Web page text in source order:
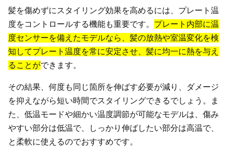
髪を傷めずにスタイリング効果を高めるには、プレート温
度をコントロールする機能も重要です。 プレート内部に温
度センサーを備えたモデルなら、髪の放熱や室温変化を検
知してプレート温度を常に安定させ、髪に均一に熱を与え
ることができます。
その結果、何度も同じ箇所を伸ばす必要が減り、ダメージ
を抑えながら短い時間でスタイリングできるでしょう。ま
た、低温モードや細かい温度調節が可能なモデルは、傷み
やすい部分は低温で、しっかり伸ばしたい部分は高温で、
と柔軟に使えるのでおすすめです。